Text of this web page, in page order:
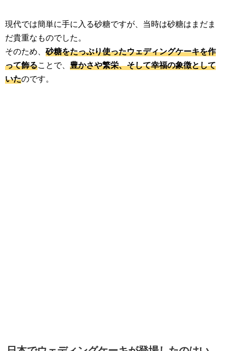
現代では簡単に手に入る砂糖ですが、当時は砂糖はまだま
だ貴重なものでした。
そのため、 砂糖をたっぷり使ったウェディングケーキを作
って飾ることで、 豊かさや繁栄、そして幸福の象徴として
いたのです。